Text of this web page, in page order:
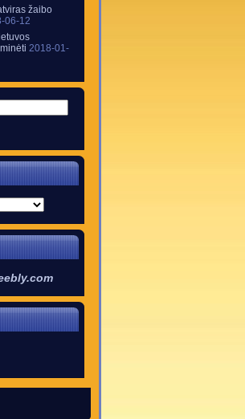
žaibo
06-12
2018-01-